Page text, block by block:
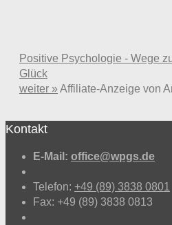
Positive Psychologie - Wege
Glück
weiter »Affiliate-Anzeige von
Kontakt
E-Mail: office@wpgs.de
Telefon: +49 (89) 3838 0801
Fax: +49 (89) 3838 0813